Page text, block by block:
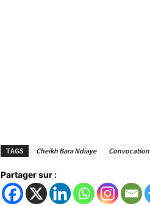
TAGS Cheikh Bara Ndiaye Convocation
Partager sur :